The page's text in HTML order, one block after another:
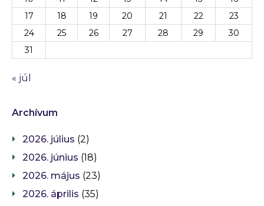
17
18 19 20 21 22
23
24
25 26 27 28 29
30
31
« júl
Archívum
2026. július (2)
2026. június (18)
2026. május (23)
2026. április (35)